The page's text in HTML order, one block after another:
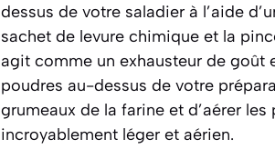
dessus de votre saladier à l’aide
sachet de levure chimique et la
agit comme un exhausteur de goût
poudres au-dessus de votre
grumeaux de la farine et d’aérer
incroyablement léger et aérien.